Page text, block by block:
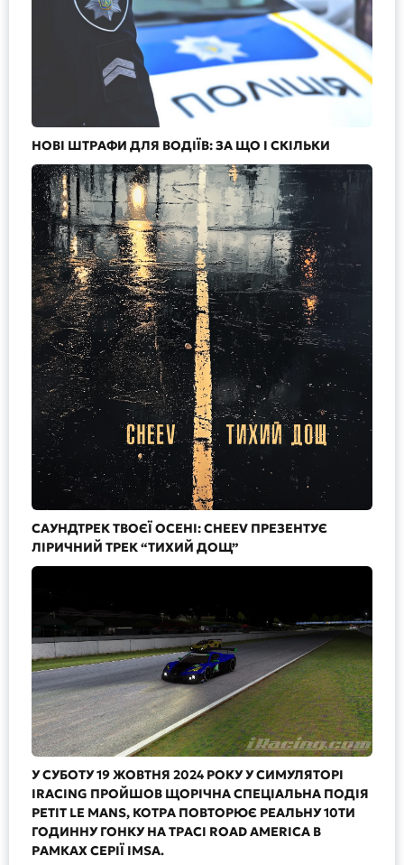
НОВІ ШТРАФИ ДЛЯ ВОДІЇВ: ЗА ЩО І СКІЛЬКИ
САУНДТРЕК ТВОЄЇ ОСЕНІ: CHEEV ПРЕЗЕНТУЄ
ЛІРИЧНИЙ ТРЕК “ТИХИЙ ДОЩ”
У СУБОТУ 19 ЖОВТНЯ 2024 РОКУ У СИМУЛЯТОРІ
IRACING ПРОЙШОВ ЩОРІЧНА СПЕЦІАЛЬНА ПОДІЯ
PETIT LE MANS, КОТРА ПОВТОРЮЄ РЕАЛЬНУ 10ТИ
ГОДИННУ ГОНКУ НА ТРАСІ ROAD AMERICA В
РАМКАХ СЕРІЇ IMSA.